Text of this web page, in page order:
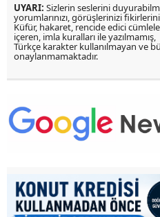
UYARI: Sizlerin seslerini
yorumlarınızı, görüşlerinizi
Küfür, hakaret, rencide edici
içeren, imla kuralları ile yazılmamış,
Türkçe karakter kullanılmayan ve
onaylanmamaktadır.